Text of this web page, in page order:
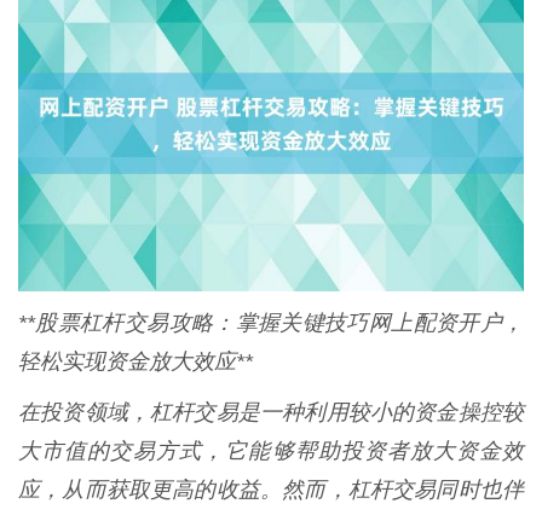
**股票杠杆交易攻略：掌握关键技巧网上配资开户，
轻松实现资金放大效应**
在投资领域，杠杆交易是一种利用较小的资金操控较
大市值的交易方式，它能够帮助投资者放大资金效
应，从而获取更高的收益。然而，杠杆交易同时也伴